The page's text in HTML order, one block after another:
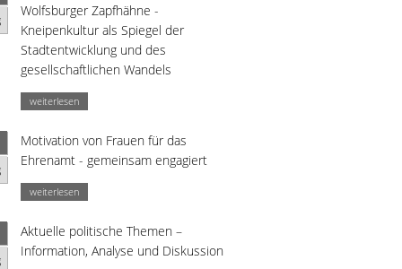
Wolfsburger Zapfhähne -
Kneipenkultur als Spiegel der
Stadtentwicklung und des
gesellschaftlichen Wandels
weiterlesen
Motivation von Frauen für das
Ehrenamt - gemeinsam engagiert
weiterlesen
Aktuelle politische Themen –
Information, Analyse und Diskussion